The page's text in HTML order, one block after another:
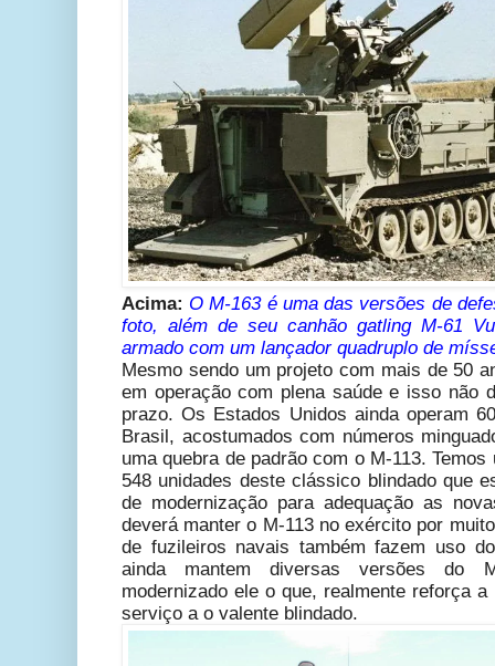
Acima: O M-163 é uma das versões de
foto, além de seu canhão gatling M-61
armado com um lançador quadruplo de
Mesmo sendo um projeto com mais de 50
em operação com plena saúde e isso não
prazo. Os Estados Unidos ainda operam
Brasil, acostumados com números
uma quebra de padrão com o M-113.
548 unidades deste clássico blindado que
de modernização para adequação as
deverá manter o M-113 no exército por
de fuzileiros navais também fazem uso
ainda mantem diversas versões do
modernizado ele o que, realmente reforça
serviço a o valente blindado.